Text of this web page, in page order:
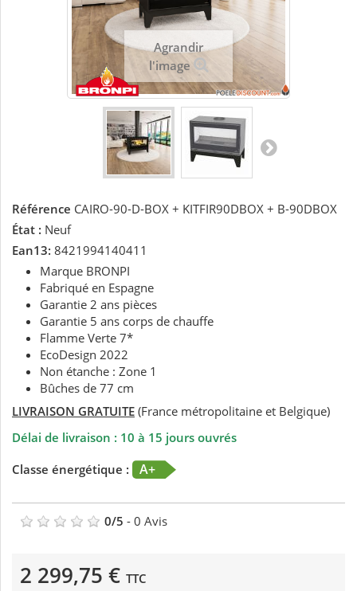
Agrandir
l'image
Référence CAIRO-90-D-BOX + KITFIR90DBOX + B-90DBOX
État : Neuf
Ean13: 8421994140411
Marque BRONPI
Fabriqué en Espagne
Garantie 2 ans pièces
Garantie 5 ans corps de chauffe
Flamme Verte 7*
EcoDesign 2022
Non étanche : Zone 1
Bûches de 77 cm
LIVRAISON GRATUITE (France métropolitaine et Belgique)
Délai de livraison : 10 à 15 jours ouvrés
Classe énergétique :
A+
0/5 - 0 Avis
2 299,75 € TTC